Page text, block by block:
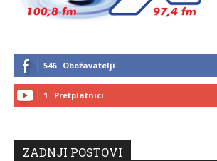
546 Obožavatelji
1 Pretplatnici
ZADNJI POSTOVI